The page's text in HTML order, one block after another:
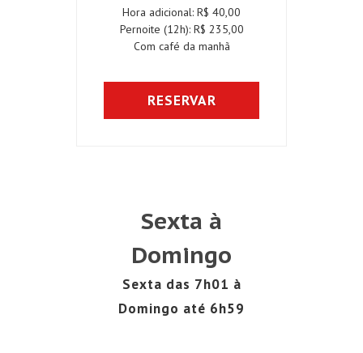
Hora adicional: R$ 40,00
Pernoite (12h): R$ 235,00
Com café da manhã
RESERVAR
Sexta à
Domingo
Sexta das 7h01 à
Domingo até 6h59